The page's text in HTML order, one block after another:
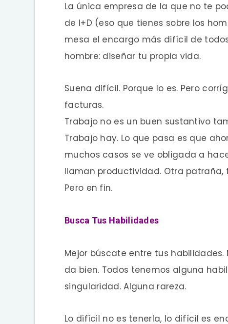
La única empresa de la que no te
de I+D (eso que tienes sobre los
mesa el encargo más difícil de
hombre: diseñar tu propia vida.
Suena difícil. Porque lo es. Pero
facturas.
Trabajo no es un buen sustantivo
Trabajo hay. Lo que pasa es que
muchos casos se ve obligada a
llaman productividad. Otra
Pero en fin.
Busca Tus Habilidades
Mejor búscate entre tus
da bien. Todos tenemos alguna
singularidad. Alguna rareza.
Lo difícil no es tenerla, lo difícil es